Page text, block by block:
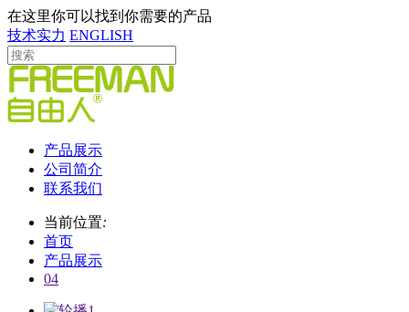
在这里你可以找到你需要的产品
技术实力 ENGLISH
产品展示
公司简介
联系我们
当前位置:
首页
产品展示
04